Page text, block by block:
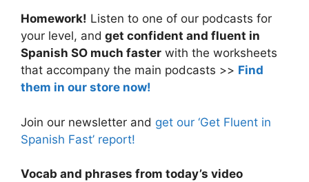
Homework! Listen to one of our podcasts for
your level, and get confident and fluent in
Spanish SO much faster with the worksheets
that accompany the main podcasts >> Find
them in our store now!
Join our newsletter and get our ‘Get Fluent in
Spanish Fast’ report!
Vocab and phrases from today’s video